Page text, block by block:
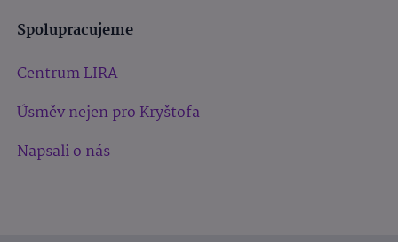
Spolupracujeme
Centrum LIRA
Úsměv nejen pro Kryštofa
Napsali o nás